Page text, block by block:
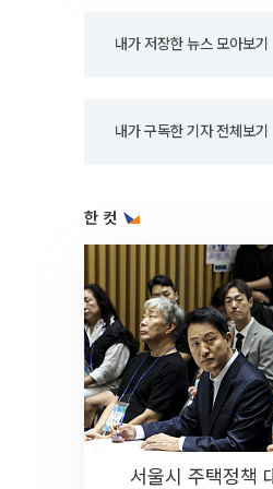
내가 저장한 뉴스 모아보기
내가 구독한 기자 전체보기
한 컷
서울시 주택정책